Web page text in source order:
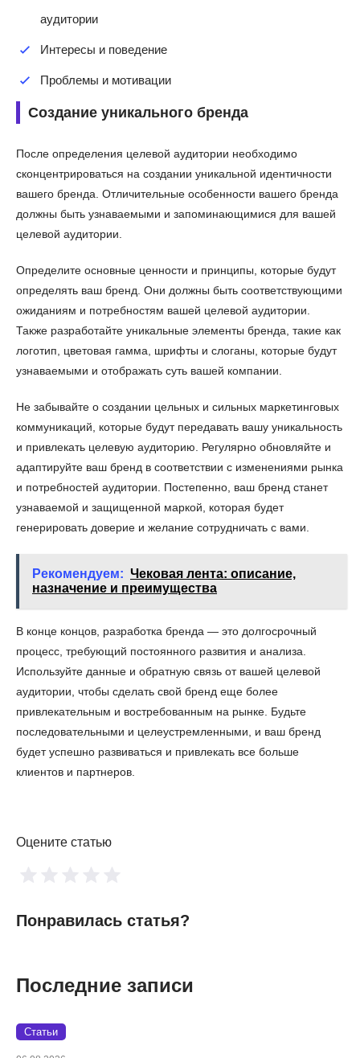
аудитории
Интересы и поведение
Проблемы и мотивации
Создание уникального бренда
После определения целевой аудитории необходимо
сконцентрироваться на создании уникальной идентичности
вашего бренда. Отличительные особенности вашего бренда
должны быть узнаваемыми и запоминающимися для вашей
целевой аудитории.
Определите основные ценности и принципы, которые будут
определять ваш бренд. Они должны быть соответствующими
ожиданиям и потребностям вашей целевой аудитории.
Также разработайте уникальные элементы бренда, такие как
логотип, цветовая гамма, шрифты и слоганы, которые будут
узнаваемыми и отображать суть вашей компании.
Не забывайте о создании цельных и сильных маркетинговых
коммуникаций, которые будут передавать вашу уникальность
и привлекать целевую аудиторию. Регулярно обновляйте и
адаптируйте ваш бренд в соответствии с изменениями рынка
и потребностей аудитории. Постепенно, ваш бренд станет
узнаваемой и защищенной маркой, которая будет
генерировать доверие и желание сотрудничать с вами.
Рекомендуем: Чековая лента: описание,
назначение и преимущества
В конце концов, разработка бренда — это долгосрочный
процесс, требующий постоянного развития и анализа.
Используйте данные и обратную связь от вашей целевой
аудитории, чтобы сделать свой бренд еще более
привлекательным и востребованным на рынке. Будьте
последовательными и целеустремленными, и ваш бренд
будет успешно развиваться и привлекать все больше
клиентов и партнеров.
Оцените статью
Понравилась статья?
Последние записи
Статьи